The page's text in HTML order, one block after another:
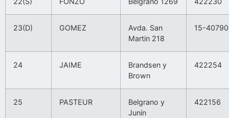
23(D) GOMEZ
Avda. San
Martin 218
15-
24 JAIME
Brandsen y
Brown
422254
25 PASTEUR
Belgrano y
Junín
422156